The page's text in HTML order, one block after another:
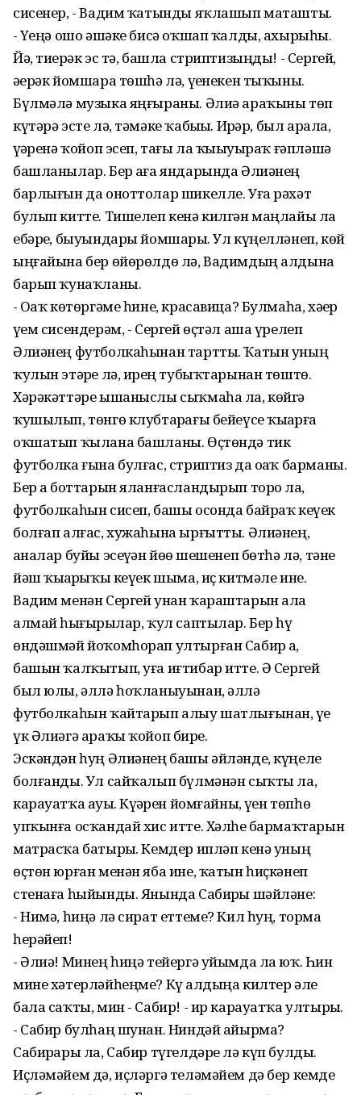
сисенер, - Вадим ҡатынды яҡлашып маташты.
- Үҙеңә ошо әшәке бисә оҡшап ҡалды, ахырыһы.
Йә, тиҙерәк эс тә, башла стриптизыңды! - Сергей,
әҙерәк йомшара төшһә лә, үҙенекен тыҡыны.
Бүлмәлә музыка яңғыраны. Әлиә араҡыны төп
күтәрә эсте лә, тәмәке ҡабыҙҙы. Ирҙәр, был арала,
үҙҙәренә ҡойоп эсеп, тағы ла ҡыҙыуыраҡ ғәпләшә
башланылар. Бер аҙға яндарында Әлиәнең
барлығын да оноттолар шикелле. Уға рәхәт
булып китте. Тишелеп кенә килгән маңлайы ла
ебәрҙе, быуындары йомшарҙы. Ул күңелләнеп, көй
ыңғайына бер өйөрөлдө лә, Вадимдың алдына
барып ҡунаҡланы.
- Оҙаҡ көтөргәме һине, красавица? Булмаһа, хәҙер
үҙем сисендерәм, - Сергей өҫтәл аша үрелеп
Әлиәнең футболкаһынан тартты. Ҡатын уның
ҡулын этәрҙе лә, ирҙең тубыҡтарынан төштө.
Хәрәкәттәре ышаныслы сыҡмаһа ла, көйгә
ҡушылып, төнгө клубтарҙағы бейеүсе ҡыҙҙарға
оҡшатып ҡылана башланы. Өҫтөндә тик
футболка ғына булғас, стриптиз да оҙаҡ барманы.
Бер аҙ боттарын яланғасландырып торҙо ла,
футболкаһын сисеп, башы осонда байраҡ кеүек
болғап алғас, хужаһына ырғытты. Әлиәнең,
аҙналар буйы эсеүҙән йөҙө шешенеп бөтһә лә, тәне
йәш ҡыҙҙарҙыҡы кеүек шыма, иҫ китмәле ине.
Вадим менән Сергей унан ҡараштарын ала
алмай һыҙғырҙылар, ҡул саптылар. Бер һүҙ
өндәшмәй йоҡомһорап ултырған Сабир ҙа,
башын ҡалҡытып, уға иғтибар итте. Ә Сергей
был юлы, әллә һоҡланыуынан, әллә
футболкаһын ҡайтарып алыу шатлығынан, үҙе
үк Әлиәгә араҡы ҡойоп бирҙе.
Эскәндән һуң Әлиәнең башы әйләнде, күңеле
болғанды. Ул сайҡалып бүлмәнән сыҡты ла,
карауатҡа ауҙы. Күҙҙәрен йомғайны, үҙен төпһөҙ
упҡынға осҡандай хис итте. Хәлһеҙ бармаҡтарын
матрасҡа батырҙы. Кемдер ипләп кенә уның
өҫтөн юрған менән яба ине, ҡатын һиҫкәнеп
стенаға һыйынды. Янында Сабирҙы шәйләне:
- Нимә, һиңә лә сират еттеме? Кил һуң, торма
һерәйеп!
- Әлиә! Минең һиңә тейергә уйымда ла юҡ. Һин
мине хәтерләйһеңме? Күҙ алдыңа килтер әле
бала саҡты, мин - Сабир! - ир карауатҡа ултырҙы.
- Сабир булһаң шунан. Ниндәй айырма?
Сабирҙары ла, Сабир түгелдәре лә күп булды.
Иҫләмәйем дә, иҫләргә теләмәйем дә бер кемде